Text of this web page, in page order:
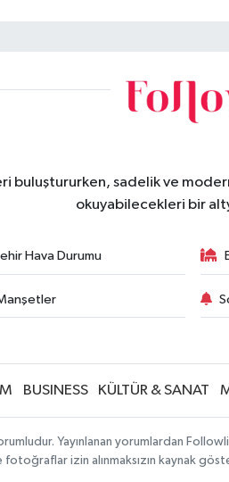
buluştururken, sadelik ve
okuyabilecekleri bir
Hava Durumu
BUSINESS KÜLTÜR & SANAT
Yayınlanan yorumlardan
fotoğraflar izin alınmaksızın kaynak